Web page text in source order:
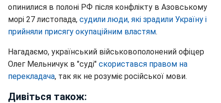
опинилися в полоні РФ після конфлікту в Азовському
морі 27 листопада, судили люди, які зрадили Україну і
прийняли присягу окупаційним властям.
Нагадаємо, український військовополонений офіцер
Олег Мельничук в "суді" скористався правом на
перекладача, так як не розуміє російської мови.
Дивіться також: